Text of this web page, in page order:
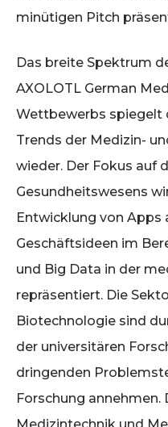
minütigen Pitch
Das breite Spektrum
AXOLOTL German
Wettbewerbs spiegelt
Trends der Medizin-
wieder. Der Fokus auf
Gesundheitswesens
Entwicklung von Apps
Geschäftsideen im
und Big Data in der
repräsentiert. Die
Biotechnologie sind
der universitären
dringenden
Forschung annehmen.